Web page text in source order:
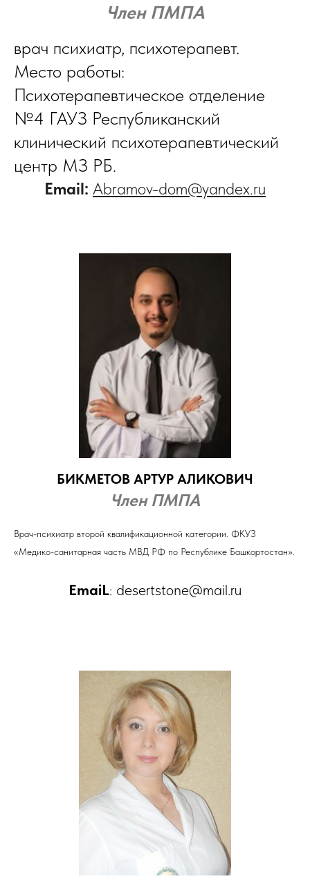
Член ПМПА
врач психиатр, психотерапевт.
Место работы:
Психотерапевтическое отделение
№4 ГАУЗ Республиканский
клинический психотерапевтический
центр МЗ РБ.
Email: Abramov-dom@yandex.ru
БИКМЕТОВ АРТУР АЛИКОВИЧ
Член ПМПА
Врач-психиатр второй квалификационной категории. ФКУЗ
«Медико-санитарная часть МВД РФ по Республике Башкортостан».
EmaiL: desertstone@mail.ru